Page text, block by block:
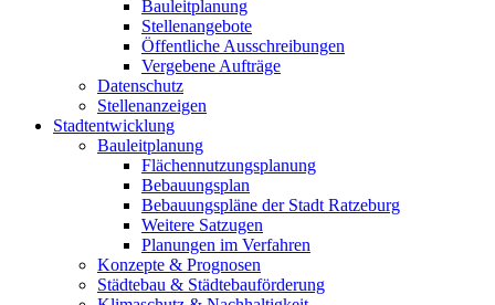
Bauleitplanung
Stellenangebote
Öffentliche Ausschreibungen
Vergebene Aufträge
Datenschutz
Stellenanzeigen
Stadtentwicklung
Bauleitplanung
Flächennutzungsplanung
Bebauungsplan
Bebauungspläne der Stadt Ratzeburg
Weitere Satzugen
Planungen im Verfahren
Konzepte & Prognosen
Städtebau & Städtebauförderung